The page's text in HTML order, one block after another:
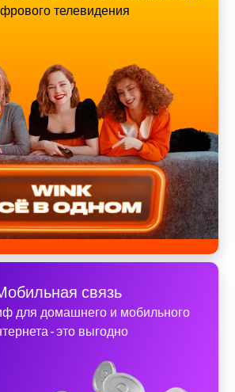
телевидения
связь
для домашнего и мобильного
- это выгодно